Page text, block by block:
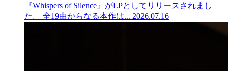
『Whispers of Silence』がLPとしてリリースされまし
た。 全19曲からなる本作は... 2026.07.16